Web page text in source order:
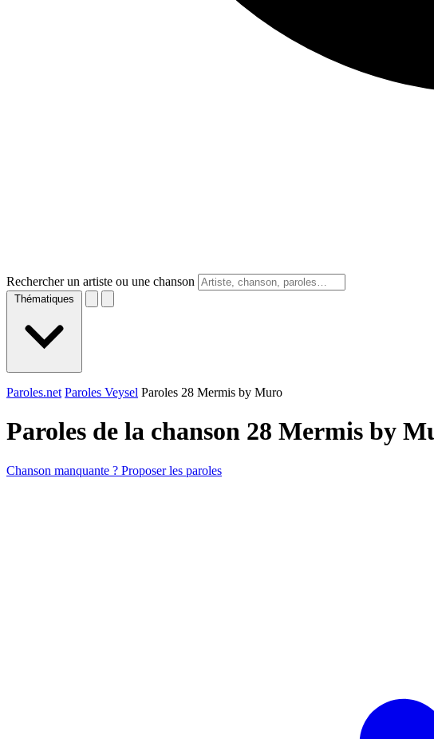
Rechercher un artiste ou une chanson
Thématiques
Paroles.net Paroles Veysel Paroles 28 Mermis by Muro
Paroles de la chanson 28 Mermis by
Chanson manquante ? Proposer les paroles